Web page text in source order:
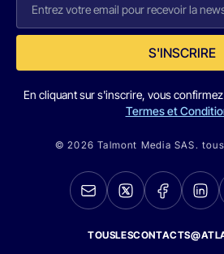
S'INSCRIRE
En cliquant sur s'inscrire, vous
Termes et
© 2026 Talmont Media SAS.